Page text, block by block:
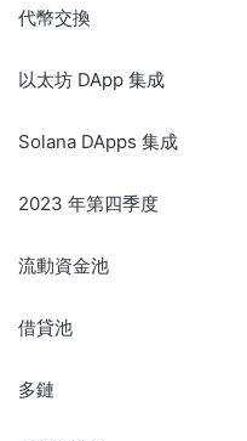
代幣交換
以太坊 DApp 集成
Solana DApps 集成
2023 年第四季度
流動資金池
借貸池
多鏈